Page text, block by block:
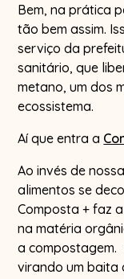
Bem, na prática
tão bem assim.
serviço da
sanitário, que
metano, um dos
ecossistema.
Aí que entra a
Ao invés de
alimentos se
Composta + faz
na matéria
a compostagem.
virando um baita